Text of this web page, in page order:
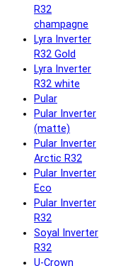
R32
champagne
Lyra Inverter
R32 Gold
Lyra Inverter
R32 white
Pular
Pular Inverter
(matte)
Pular Inverter
Arctic R32
Pular Inverter
Eco
Pular Inverter
R32
Soyal Inverter
R32
U-Crown